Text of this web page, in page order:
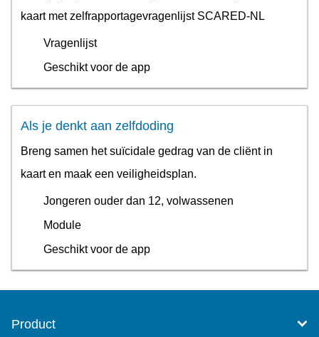
kaart met zelfrapportagevragenlijst SCARED-NL
Vragenlijst
Geschikt voor de app
Als je denkt aan zelfdoding
Breng samen het suïcidale gedrag van de cliënt in
kaart en maak een veiligheidsplan.
Jongeren ouder dan 12, volwassenen
Module
Geschikt voor de app
Product